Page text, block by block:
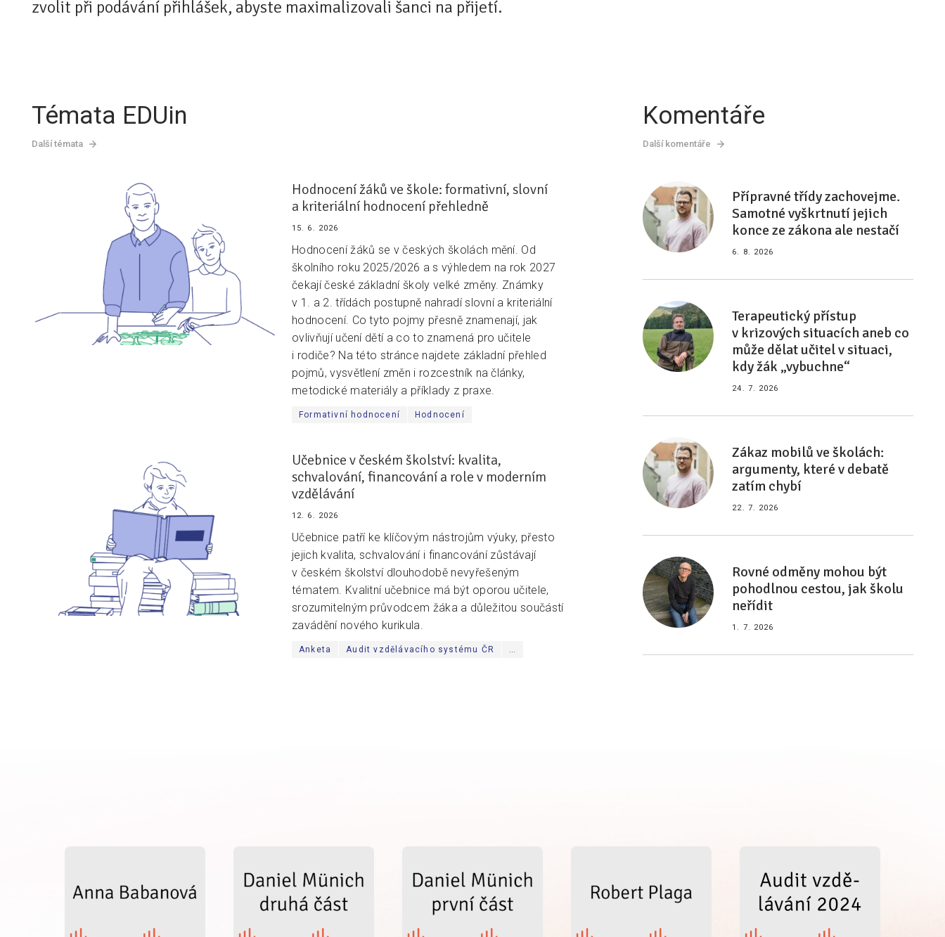
zvolit při podávání přihlášek, abyste maximalizovali šanci na přijetí.
Témata EDUin
Další témata
Hodnocení žáků ve škole: formativní, slovní
a kriteriální hodnocení přehledně
15. 6. 2026
Hodnocení žáků se v českých školách mění. Od
školního roku 2025/2026 a s výhledem na rok 2027
čekají české základní školy velké změny. Známky
v 1. a 2. třídách postupně nahradí slovní a kriteriální
hodnocení. Co tyto pojmy přesně znamenají, jak
ovlivňují učení dětí a co to znamená pro učitele
i rodiče? Na této stránce najdete základní přehled
pojmů, vysvětlení změn i rozcestník na články,
metodické materiály a příklady z praxe.
Formativní hodnocení Hodnocení
Učebnice v českém školství: kvalita,
schvalování, financování a role v moderním
vzdělávání
12. 6. 2026
Učebnice patří ke klíčovým nástrojům výuky, přesto
jejich kvalita, schvalování i financování zůstávají
v českém školství dlouhodobě nevyřešeným
tématem. Kvalitní učebnice má být oporou učitele,
srozumitelným průvodcem žáka a důležitou součástí
zavádění nového kurikula.
Anketa Audit vzdělávacího systému ČR …
Komentáře
Další komentáře
Přípravné třídy zachovejme.
Samotné vyškrtnutí jejich
konce ze zákona ale nestačí
6. 8. 2026
Terapeutický přístup
v krizových situacích aneb co
může dělat učitel v situaci,
kdy žák „vybuchne“
24. 7. 2026
Zákaz mobilů ve školách:
argumenty, které v debatě
zatím chybí
22. 7. 2026
Rovné odměny mohou být
pohodlnou cestou, jak školu
neřídit
1. 7. 2026